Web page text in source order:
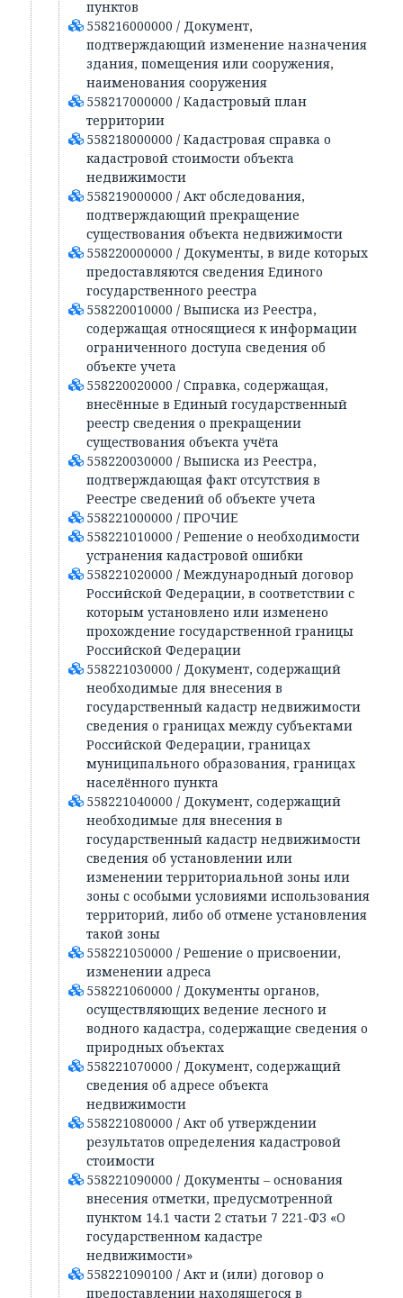
пунктов
558216000000 / Документ,
подтверждающий изменение назначения
здания, помещения или сооружения,
наименования сооружения
558217000000 / Кадастровый план
территории
558218000000 / Кадастровая справка о
кадастровой стоимости объекта
недвижимости
558219000000 / Акт обследования,
подтверждающий прекращение
существования объекта недвижимости
558220000000 / Документы, в виде которых
предоставляются сведения Единого
государственного реестра
558220010000 / Выписка из Реестра,
содержащая относящиеся к информации
ограниченного доступа сведения об
объекте учета
558220020000 / Справка, содержащая,
внесённые в Единый государственный
реестр сведения о прекращении
существования объекта учёта
558220030000 / Выписка из Реестра,
подтверждающая факт отсутствия в
Реестре сведений об объекте учета
558221000000 / ПРОЧИЕ
558221010000 / Решение о необходимости
устранения кадастровой ошибки
558221020000 / Международный договор
Российской Федерации, в соответствии с
которым установлено или изменено
прохождение государственной границы
Российской Федерации
558221030000 / Документ, содержащий
необходимые для внесения в
государственный кадастр недвижимости
сведения о границах между субъектами
Российской Федерации, границах
муниципального образования, границах
населённого пункта
558221040000 / Документ, содержащий
необходимые для внесения в
государственный кадастр недвижимости
сведения об установлении или
изменении территориальной зоны или
зоны с особыми условиями использования
территорий, либо об отмене установления
такой зоны
558221050000 / Решение о присвоении,
изменении адреса
558221060000 / Документы органов,
осуществляющих ведение лесного и
водного кадастра, содержащие сведения о
природных объектах
558221070000 / Документ, содержащий
сведения об адресе объекта
недвижимости
558221080000 / Акт об утверждении
результатов определения кадастровой
стоимости
558221090000 / Документы – основания
внесения отметки, предусмотренной
пунктом 14.1 части 2 статьи 7 221-ФЗ «О
государственном кадастре
недвижимости»
558221090100 / Акт и (или) договор о
предоставлении находящегося в